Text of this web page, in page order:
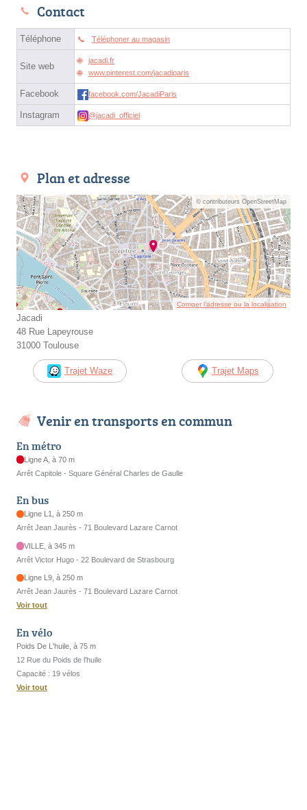
Contact
Téléphone Téléphoner au magasin
Site web
jacadi.fr
www.pinterest.com/jacadiparis
Facebook facebook.com/JacadiParis
Instagram @jacadi_officiel
Plan et adresse
© contributeurs OpenStreetMap
Corriger l’adresse ou la localisation
Jacadi
48 Rue Lapeyrouse
31000 Toulouse
Trajet Waze Trajet Maps
Venir en transports en commun
En métro
Ligne A, à 70 m
Arrêt Capitole - Square Général Charles de Gaulle
En bus
Ligne L1, à 250 m
Arrêt Jean Jaurès - 71 Boulevard Lazare Carnot
VILLE, à 345 m
Arrêt Victor Hugo - 22 Boulevard de Strasbourg
Ligne L9, à 250 m
Arrêt Jean Jaurès - 71 Boulevard Lazare Carnot
Voir tout
En vélo
Poids De L'huile, à 75 m
12 Rue du Poids de l'huile
Capacité : 19 vélos
Voir tout